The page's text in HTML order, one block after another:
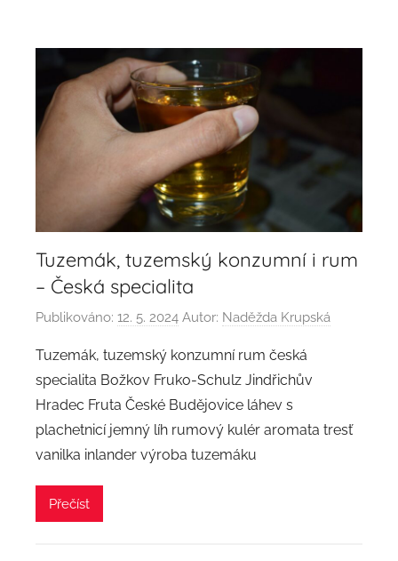
Tuzemák, tuzemský konzumní i rum
– Česká specialita
Publikováno: 12. 5. 2024 Autor: Naděžda Krupská
Tuzemák, tuzemský konzumní rum česká
specialita Božkov Fruko-Schulz Jindřichův
Hradec Fruta České Budějovice láhev s
plachetnicí jemný líh rumový kulér aromata tresť
vanilka inlander výroba tuzemáku
Přečíst